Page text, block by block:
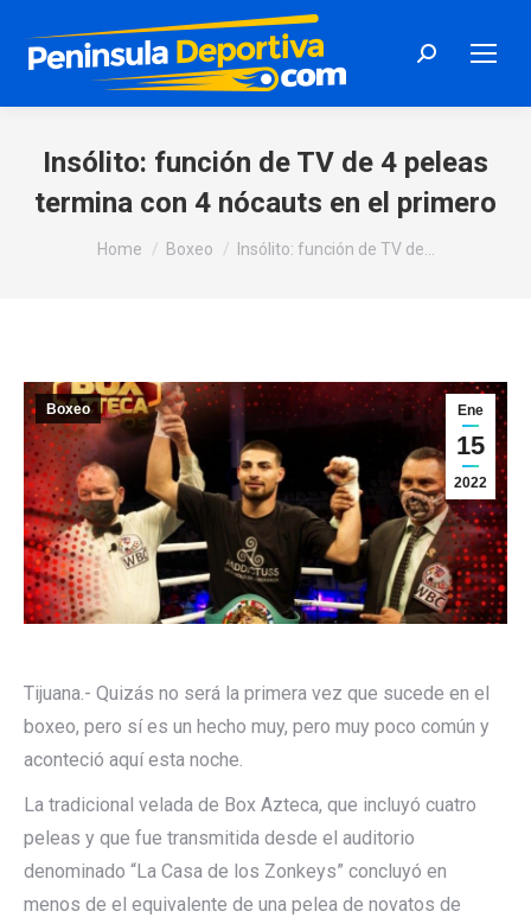
Search:
Insólito: función de TV de 4 peleas
termina con 4 nócauts en el primero
You are here:
Home Boxeo Insólito: función de TV de…
Ene
15
2022
Boxeo
Tijuana.- Quizás no será la primera vez que sucede en el
boxeo, pero sí es un hecho muy, pero muy poco común y
aconteció aquí esta noche.
La tradicional velada de Box Azteca, que incluyó cuatro
peleas y que fue transmitida desde el auditorio
denominado “La Casa de los Zonkeys” concluyó en
menos de el equivalente de una pelea de novatos de